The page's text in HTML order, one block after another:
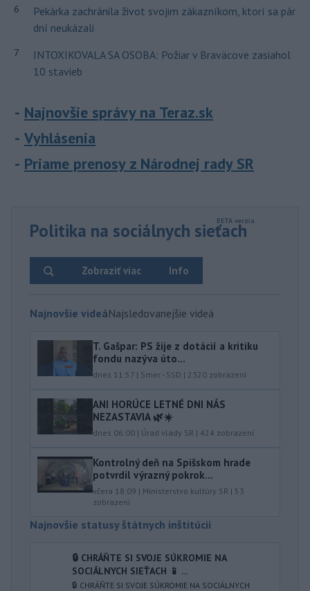
6
Pekárka zachránila život svojim zákazníkom, ktorí sa pár
dní neukázali
7
INTOXIKOVALA SA OSOBA: Požiar v Braväcove zasiahol
10 stavieb
Najnovšie správy na Teraz.sk
Vyhlásenia
Priame prenosy z Národnej rady SR
Politika na sociálnych sieťach
Info
Zobraziť viac
Najnovšie videáNajsledovanejšie videá
T. Gašpar: PS žije z dotácií a kritiku
fondu nazýva úto...
dnes 11:57 | Smer - SSD | 2320 zobrazení
ANI HORÚCE LETNÉ DNI NÁS
NEZASTAVIA 🌿☀️
dnes 06:00 | Úrad vlády SR | 424 zobrazení
Kontrolný deň na Spišskom hrade
potvrdil výrazný pokrok...
včera 18:09 | Ministerstvo kultúry SR | 53
zobrazení
Najnovšie statusy štátnych inštitúcií
🔒 CHRÁŇTE SI SVOJE SÚKROMIE NA
SOCIÁLNYCH SIEŤACH 📱 ...
🔒 CHRÁŇTE SI SVOJE SÚKROMIE NA SOCIÁLNYCH